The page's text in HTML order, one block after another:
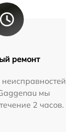
ремонт
мы
2 часов.